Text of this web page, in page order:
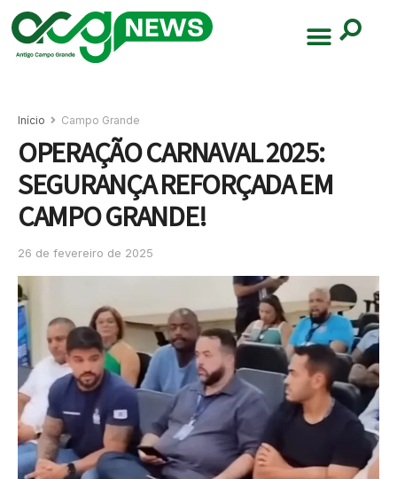
Início Campo Grande
OPERAÇÃO CARNAVAL 2025:
SEGURANÇA REFORÇADA EM
CAMPO GRANDE!
26 de fevereiro de 2025